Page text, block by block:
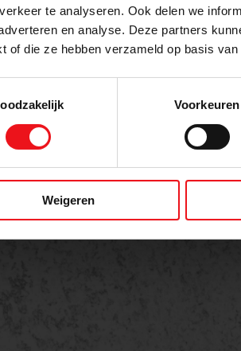
te analyseren. Ook delen we
en analyse. Deze partners
of die ze hebben verzameld op basis
Voorkeuren
Weigeren